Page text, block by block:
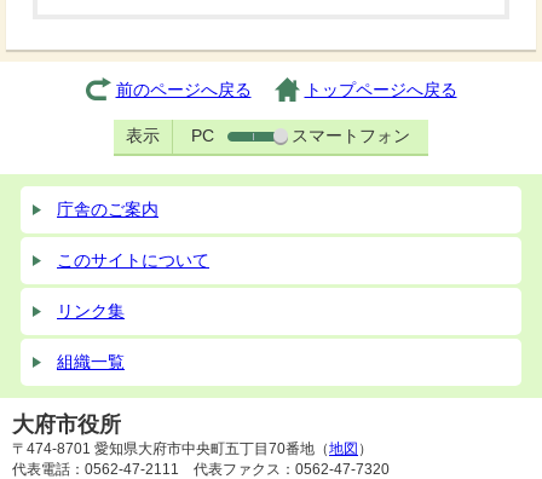
前のページへ戻る トップページへ戻る
表示 PC スマートフォン
庁舎のご案内
このサイトについて
リンク集
組織一覧
大府市役所
〒474-8701 愛知県大府市中央町五丁目70番地（地図 ）
代表電話：0562-47-2111 代表ファクス：0562-47-7320